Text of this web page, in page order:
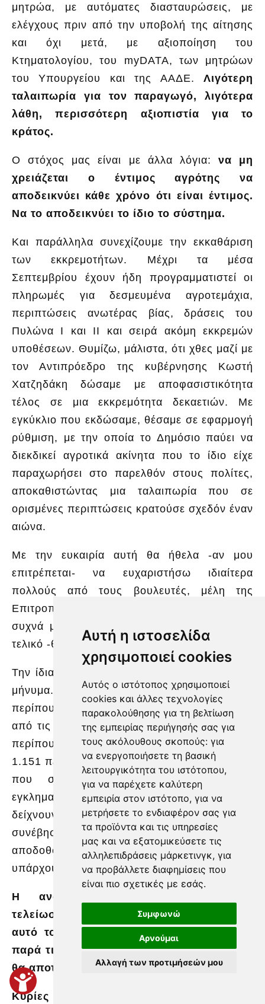
Αυτή η ιστοσελίδα
χρησιμοποιεί cookies
Αυτός ο ιστότοπος χρησιμοποιεί
cookies και άλλες τεχνολογίες
παρακολούθησης για τη βελτίωση
της εμπειρίας περιήγησής σας για
τους ακόλουθους σκοπούς: για
να ενεργοποιήσετε τη βασική
λειτουργικότητα του ιστότοπου,
για να παρέχετε καλύτερη
εμπειρία στον ιστότοπο, για να
μετρήσετε το ενδιαφέρον σας για
τα προϊόντα και τις υπηρεσίες
μας και να εξατομικεύσετε τις
αλληλεπιδράσεις μάρκετινγκ, για
να προβάλλετε διαφημίσεις που
είναι πιο σχετικές με εσάς.
Συμφωνώ
Αρνούμαι
Αλλαγή των προτιμήσεών μου
μητρώα, με αυτόματες διασταυρώσεις, με
ελέγχους πριν από την υποβολή της αίτησης
και όχι μετά, με αξιοποίηση του
Κτηματολογίου, του myDATA, των μητρώων
του Υπουργείου και της ΑΑΔΕ. Λιγότερη
ταλαιπωρία για τον παραγωγό, λιγότερα
λάθη, περισσότερη αξιοπιστία για το
κράτος.
Ο στόχος μας είναι με άλλα λόγια: να μη
χρειάζεται ο έντιμος αγρότης να
αποδεικνύει κάθε χρόνο ότι είναι έντιμος.
Να το αποδεικνύει το ίδιο το σύστημα.
Και παράλληλα συνεχίζουμε την εκκαθάριση
των εκκρεμοτήτων. Μέχρι τα μέσα
Σεπτεμβρίου έχουν ήδη προγραμματιστεί οι
πληρωμές για δεσμευμένα αγροτεμάχια,
περιπτώσεις ανωτέρας βίας, δράσεις του
Πυλώνα Ι και ΙΙ και σειρά ακόμη εκκρεμών
υποθέσεων. Θυμίζω, μάλιστα, ότι χθες μαζί με
τον Αντιπρόεδρο της κυβέρνησης Κωστή
Χατζηδάκη δώσαμε με αποφασιστικότητα
τέλος σε μια εκκρεμότητα δεκαετιών. Με
εγκύκλιο που εκδώσαμε, θέσαμε σε εφαρμογή
ρύθμιση, με την οποία το Δημόσιο παύει να
διεκδικεί αγροτικά ακίνητα που το ίδιο είχε
παραχωρήσει στο παρελθόν στους πολίτες,
αποκαθιστώντας μια ταλαιπωρία που σε
ορισμένες περιπτώσεις κρατούσε σχεδόν έναν
αιώνα.
Με την ευκαιρία αυτή θα ήθελα -αν μου
επιτρέπεται- να ευχαριστήσω ιδιαίτερα
πολλούς από τους βουλευτές, μέλη της
Επιτροπής που με τις παρατηρήσεις τους -και
συχνά με την κριτική τους- συνέβαλλαν στο
τελικό -θετικό πιστεύω- αποτέλεσμα.
Την ίδια στιγμή, το κράτος στέλνει ένα ακόμη
μήνυμα. Σήμερα βρίσκονται σε εξέλιξη
περίπου 2.900 υποθέσεις που ερευνώνται
από τις αρμόδιες αρχές, με εκτιμώμενη ζημία
περίπου 69 εκατομμυρίων ευρώ, ενώ σε
1.151 περιπτώσεις έχουν ήδη ασκηθεί διώξεις
που σχετίζονται με τη δράση πέντε
εγκληματικών οργανώσεων. Τα στοιχεία αυτά
δείχνουν ότι η Πολιτεία ερευνά και όσα
συνέβησαν στο παρελθόν, ώστε να
αποδοθούν οι ευθύνες εκεί όπου πραγματικά
υπάρχουν.
Η ανοχή τελείωσε. Οι επιτήδειοι
τελείωσαν. Τα λαμόγια τελείωσαν. Και
αυτό το έκανε πράξη αυτή η κυβέρνηση,
παρά τις Κασσάνδρες που προέβλεπαν ότι
θα αποτύχουμε.
Κυρίες και κύριοι βουλευτές,